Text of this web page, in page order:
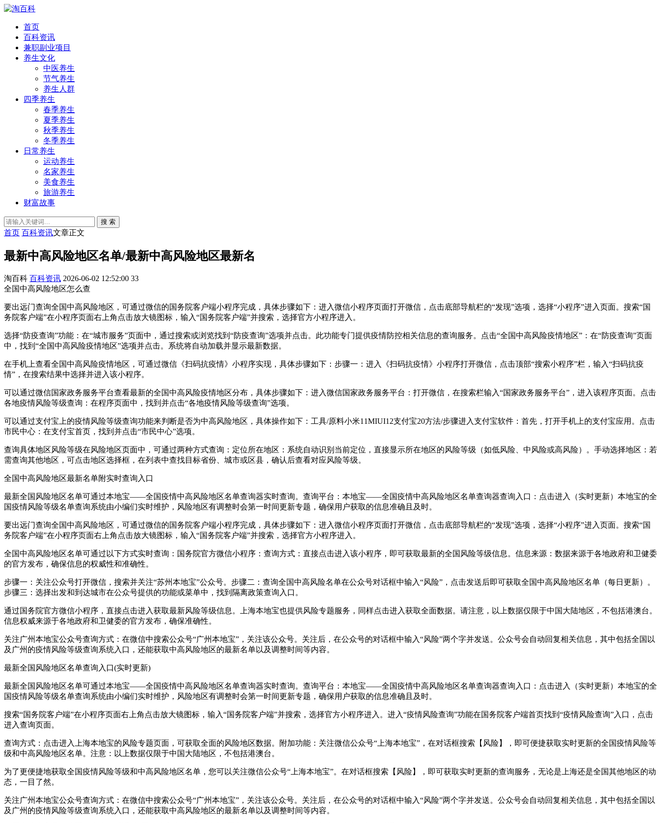
首页
百科资讯
兼职副业项目
养生文化
中医养生
节气养生
养生人群
四季养生
春季养生
夏季养生
秋季养生
冬季养生
日常养生
运动养生
名家养生
美食养生
旅游养生
财富故事
搜 索
首页 百科资讯文章正文
最新中高风险地区名单/最新中高风险地区最新名
淘百科 百科资讯 2026-06-02 12:52:00 33
全国中高风险地区怎么查
要出远门查询全国中高风险地区，可通过微信的国务院客户端小程序完成，具体步骤如下：进入微信小程序页面打开微信，点击底部导航栏的“发现”选项，选择“小程序”进入页面。搜索“国
务院客户端”在小程序页面右上角点击放大镜图标，输入“国务院客户端”并搜索，选择官方小程序进入。
选择“防疫查询”功能：在“城市服务”页面中，通过搜索或浏览找到“防疫查询”选项并点击。此功能专门提供疫情防控相关信息的查询服务。点击“全国中高风险疫情地区”：在“防疫查询”页面
中，找到“全国中高风险疫情地区”选项并点击。系统将自动加载并显示最新数据。
在手机上查看全国中高风险疫情地区，可通过微信《扫码抗疫情》小程序实现，具体步骤如下：步骤一：进入《扫码抗疫情》小程序打开微信，点击顶部“搜索小程序”栏，输入“扫码抗疫
情”，在搜索结果中选择并进入该小程序。
可以通过微信国家政务服务平台查看最新的全国中高风险疫情地区分布，具体步骤如下：进入微信国家政务服务平台：打开微信，在搜索栏输入“国家政务服务平台”，进入该程序页面。点击
各地疫情风险等级查询：在程序页面中，找到并点击“各地疫情风险等级查询”选项。
可以通过支付宝上的疫情风险等级查询功能来判断是否为中高风险地区，具体操作如下：工具/原料小米11MIUI12支付宝20方法/步骤进入支付宝软件：首先，打开手机上的支付宝应用。点击
市民中心：在支付宝首页，找到并点击“市民中心”选项。
查询具体地区风险等级在风险地区页面中，可通过两种方式查询：定位所在地区：系统自动识别当前定位，直接显示所在地区的风险等级（如低风险、中风险或高风险）。手动选择地区：若
需查询其他地区，可点击地区选择框，在列表中查找目标省份、城市或区县，确认后查看对应风险等级。
全国中高风险地区最新名单附实时查询入口
最新全国风险地区名单可通过本地宝——全国疫情中高风险地区名单查询器实时查询。查询平台：本地宝——全国疫情中高风险地区名单查询器查询入口：点击进入（实时更新）本地宝的全
国疫情风险等级名单查询系统由小编们实时维护，风险地区有调整时会第一时间更新专题，确保用户获取的信息准确且及时。
要出远门查询全国中高风险地区，可通过微信的国务院客户端小程序完成，具体步骤如下：进入微信小程序页面打开微信，点击底部导航栏的“发现”选项，选择“小程序”进入页面。搜索“国
务院客户端”在小程序页面右上角点击放大镜图标，输入“国务院客户端”并搜索，选择官方小程序进入。
全国中高风险地区名单可通过以下方式实时查询：国务院官方微信小程序：查询方式：直接点击进入该小程序，即可获取最新的全国风险等级信息。信息来源：数据来源于各地政府和卫健委
的官方发布，确保信息的权威性和准确性。
步骤一：关注公众号打开微信，搜索并关注“苏州本地宝”公众号。步骤二：查询全国中高风险名单在公众号对话框中输入“风险”，点击发送后即可获取全国中高风险地区名单（每日更新）。
步骤三：选择出发和到达城市在公众号提供的功能或菜单中，找到隔离政策查询入口。
通过国务院官方微信小程序，直接点击进入获取最新风险等级信息。上海本地宝也提供风险专题服务，同样点击进入获取全面数据。请注意，以上数据仅限于中国大陆地区，不包括港澳台。
信息权威来源于各地政府和卫健委的官方发布，确保准确性。
关注广州本地宝公众号查询方式：在微信中搜索公众号“广州本地宝”，关注该公众号。关注后，在公众号的对话框中输入“风险”两个字并发送。公众号会自动回复相关信息，其中包括全国以
及广州的疫情风险等级查询系统入口，还能获取中高风险地区的最新名单以及调整时间等内容。
最新全国风险地区名单查询入口(实时更新)
最新全国风险地区名单可通过本地宝——全国疫情中高风险地区名单查询器实时查询。查询平台：本地宝——全国疫情中高风险地区名单查询器查询入口：点击进入（实时更新）本地宝的全
国疫情风险等级名单查询系统由小编们实时维护，风险地区有调整时会第一时间更新专题，确保用户获取的信息准确且及时。
搜索“国务院客户端”在小程序页面右上角点击放大镜图标，输入“国务院客户端”并搜索，选择官方小程序进入。进入“疫情风险查询”功能在国务院客户端首页找到“疫情风险查询”入口，点击
进入查询页面。
查询方式：点击进入上海本地宝的风险专题页面，可获取全面的风险地区数据。附加功能：关注微信公众号“上海本地宝”，在对话框搜索【风险】，即可便捷获取实时更新的全国疫情风险等
级和中高风险地区名单。注意：以上数据仅限于中国大陆地区，不包括港澳台。
为了更便捷地获取全国疫情风险等级和中高风险地区名单，您可以关注微信公众号“上海本地宝”。在对话框搜索【风险】，即可获取实时更新的查询服务，无论是上海还是全国其他地区的动
态，一目了然。
关注广州本地宝公众号查询方式：在微信中搜索公众号“广州本地宝”，关注该公众号。关注后，在公众号的对话框中输入“风险”两个字并发送。公众号会自动回复相关信息，其中包括全国以
及广州的疫情风险等级查询系统入口，还能获取中高风险地区的最新名单以及调整时间等内容。